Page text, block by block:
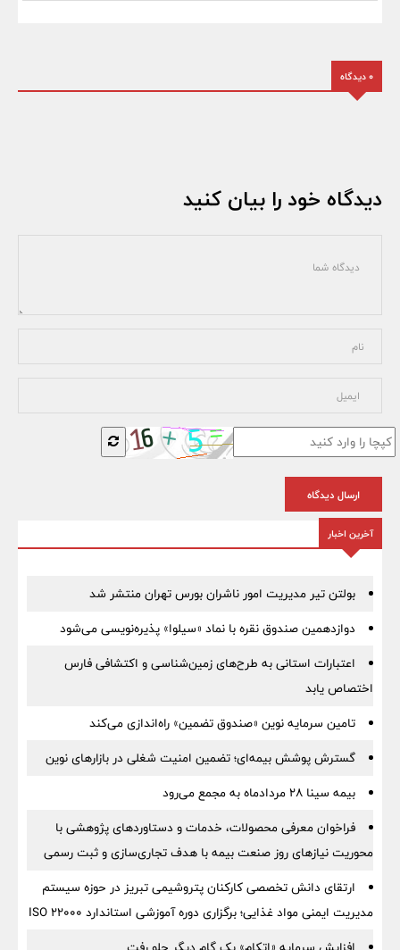
0 دیدگاه
دیدگاه خود را بیان کنید
ارسال دیدگاه
آخرین اخبار
بولتن تیر مدیریت امور ناشران بورس تهران منتشر شد
دوازدهمین صندوق نقره با نماد «سیلوا» پذیره‌نویسی می‌شود
اعتبارات استانی به طرح‌های زمین‌شناسی و اکتشافی فارس
اختصاص یابد
تامین سرمایه نوین «صندوق تضمین» راه‌اندازی می‌کند
گسترش پوشش بیمه‌ای؛ تضمین امنیت شغلی در بازارهای نوین
بیمه سینا 28 مردادماه به مجمع می‌رود
فراخوان معرفی محصولات، خدمات و دستاوردهای پژوهشی با
محوریت نیازهای روز صنعت بیمه با هدف تجاری‌سازی و ثبت رسمی
ارتقای دانش تخصصی کارکنان پتروشیمی تبریز در حوزه سیستم
مدیریت ایمنی مواد غذایی؛ برگزاری دوره آموزشی استاندارد ISO 22000